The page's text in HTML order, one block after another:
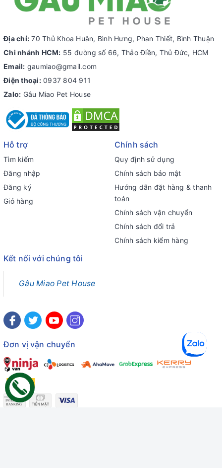
Địa chỉ: 70 Thủ Khoa Huân, Bình Hưng, Phan Thiết, Bình Thuận
Chi nhánh HCM: 55 đường số 66, Thảo Điền, Thủ Đức, HCM
Email: gaumiao@gmail.com
Điện thoại: 0937 804 911
Zalo: Gâu Miao Pet House
Hỗ trợ
Tìm kiếm
Đăng nhập
Đăng ký
Giỏ hàng
Chính sách
Quy định sử dụng
Chính sách bảo mật
Hướng dẫn đặt hàng & thanh
toán
Chính sách vận chuyển
Chính sách đổi trả
Chính sách kiểm hàng
Kết nối với chúng tôi
Gâu Miao Pet House
Đơn vị vận chuyển